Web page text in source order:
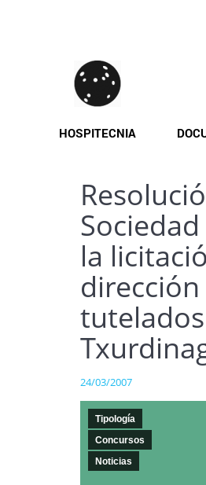
HOSPITECNIA
la
24/03/2007
Tipología
Concursos
Noticias